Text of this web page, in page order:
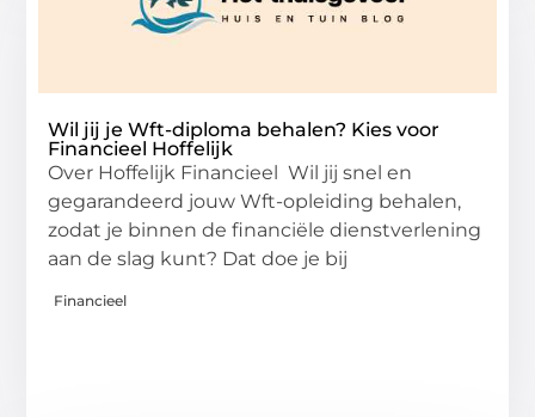
Wil jij je Wft-diploma behalen? Kies voor
Financieel Hoffelijk
Over Hoffelijk Financieel Wil jij snel en
gegarandeerd jouw Wft-opleiding behalen,
zodat je binnen de financiële dienstverlening
aan de slag kunt? Dat doe je bij
Financieel